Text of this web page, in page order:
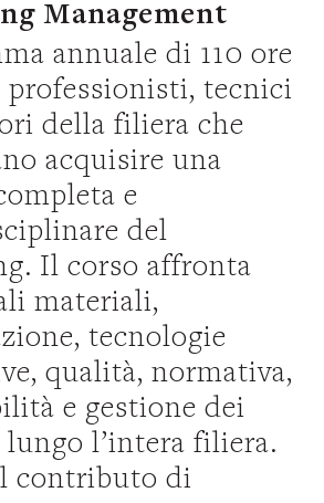
Management
annuale di 110 ore
tecnici
della filiera che
acquisire una
e
del
Il corso affronta
materiali,
tecnologie
qualità, normativa,
e gestione dei
lungo l’intera filiera.
contributo di